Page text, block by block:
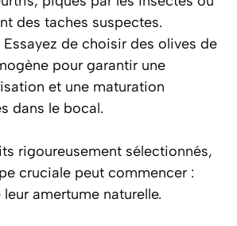
des taches suspectes.
Essayez de choisir des olives de
pour garantir une
et une maturation
dans le bocal.
rigoureusement sélectionnés,
cruciale peut commencer :
amertume naturelle.